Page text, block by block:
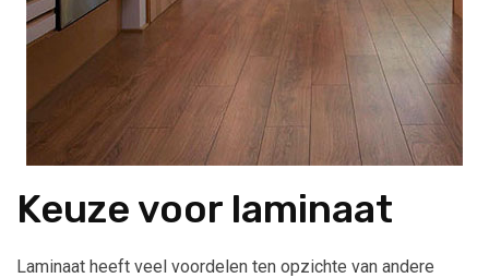
Keuze voor laminaat
Laminaat heeft veel voordelen ten opzichte van andere